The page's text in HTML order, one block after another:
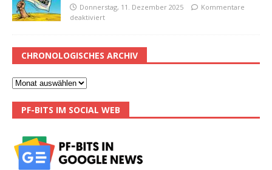
Donnerstag, 11. Dezember 2025
Kommentare
deaktiviert
CHRONOLOGISCHES ARCHIV
PF-BITS IM SOCIAL WEB